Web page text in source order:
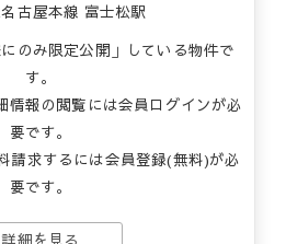
古屋本線 富士松駅
のみ限定公開」している物件で
す。
情報の閲覧には会員ログインが必
要です。
請求するには会員登録(無料)が必
要です。
詳細を見る